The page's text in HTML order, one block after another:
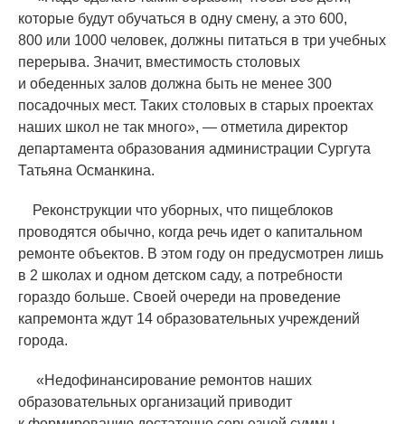
которые будут обучаться в одну смену, а это 600,
800 или 1000 человек, должны питаться в три учебных
перерыва. Значит, вместимость столовых
и обеденных залов должна быть не менее 300
посадочных мест. Таких столовых в старых проектах
наших школ не так много», — отметила директор
департамента образования администрации Сургута
Татьяна Османкина.
Реконструкции что уборных, что пищеблоков
проводятся обычно, когда речь идет о капитальном
ремонте объектов. В этом году он предусмотрен лишь
в 2 школах и одном детском саду, а потребности
гораздо больше. Своей очереди на проведение
капремонта ждут 14 образовательных учреждений
города.
«Недофинансирование ремонтов наших
образовательных организаций приводит